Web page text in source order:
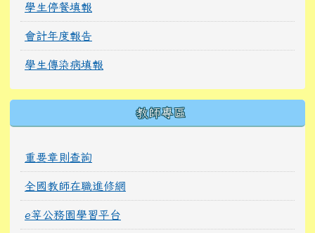
學生停餐填報
會計年度報告
學生傳染病填報
教師專區
重要章則查詢
全國教師在職進修網
e等公務園學習平台